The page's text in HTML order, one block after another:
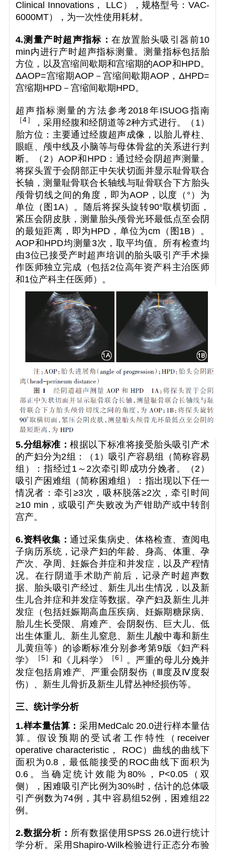
Clinical Innovations， LLC），规格型号：VAC-
6000MT），为一次性使用耗材。
4.测量产时超声指标：在放置胎头吸引器前10
min内进行产时超声指标测量。测量指标包括胎
方位，以及宫缩间歇期和宫缩期的AOP和HPD。
ΔAOP=宫缩期AOP－宫缩间歇期AOP，ΔHPD=
宫缩期HPD－宫缩间歇期HPD。
超声指标测量的方法参考2018年ISUOG指南
［4 ］
，采用经腹和经阴道等2种方式进行。（1）
胎方位：主要通过经腹超声成像，以胎儿脊柱、
眼眶、颅中线及小脑等与母体骨盆的关系进行判
断。（2）AOP和HPD：通过经会阴超声测量。
将探头置于会阴部正中矢状切面并显示耻骨联合
长轴，测量耻骨联合长轴线与耻骨联合下方胎头
颅骨切线之间的角度，即为AOP，以度（°）为
单位（图1A）。随后将探头旋转90°取横切面，
紧压会阴皮肤，测量胎头颅骨光环最低点至会阴
的最短距离，即为HPD，单位为cm（图1B）。
AOP和HPD均测量3次，取平均值。所有检查均
由3位已接受产时超声培训的胎头吸引产手术操
作医师独立完成（包括2位高年资产科主治医师
和1位产科主任医师）。
5.分组标准：根据以下标准将接受胎头吸引产术
的产妇分为2组：（1）吸引产容易组（简称容易
组）：指经过1～2次牵引即成功分娩者。（2）
吸引产困难组（简称困难组）：指出现以下任一
情况者：牵引≥3次，吸杯脱落≥2次，牵引时间
≥10 min，或吸引产失败改为产钳助产或中转剖
宫产。
6.资料收集：通过采集病史、体格检查、查阅电
子病历系统，记录产妇的年龄、身高、体重、孕
产次、孕周、妊娠合并症和并发症，以及产程情
况。在行阴道手术助产前后，记录产时超声数
据、胎头吸引产经过、新生儿出生情况，以及新
生儿合并症和并发症等数据。孕产妇及新生儿并
发症（包括妊娠期高血压疾病、妊娠期糖尿病、
胎儿生长受限、肩难产、会阴裂伤、巨大儿、低
出生体重儿、新生儿窒息、新生儿酸中毒和新生
儿黄疸等）的诊断标准分别参考第9版《妇产科
学》
［5］ 和《儿科学》 ［6 ］ 。严重的母儿分娩并
发症包括肩难产、严重会阴裂伤（Ⅲ度及Ⅳ度裂
伤）、新生儿骨折及新生儿臂丛神经损伤等。
三、统计学分析
1.样本量估算： 采用MedCalc 20.0进行样本量估
算。假设预期的受试者工作特性（receiver
operative characteristic， ROC）曲线的曲线下
面积为0.8，最低能接受的ROC曲线下面积为
0.6。当确定统计效能为80%， P<0.05（双
侧），困难吸引产比例为30%时，估计的总体吸
引产例数为74例，其中容易组52例，困难组22
例。
2.数据分析： 所有数据使用SPSS 26.0进行统计
学分析。采用Shapiro-Wilk检验进行正态分布验